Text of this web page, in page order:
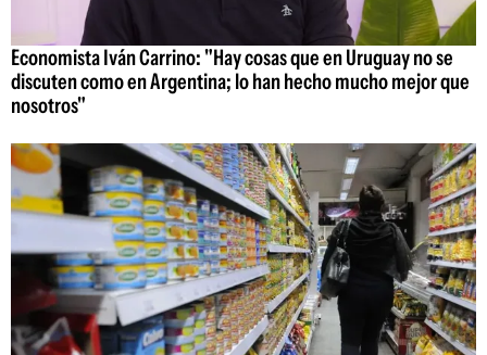
Economista Iván Carrino: "Hay cosas que en Uruguay no se
discuten como en Argentina; lo han hecho mucho mejor que
nosotros"